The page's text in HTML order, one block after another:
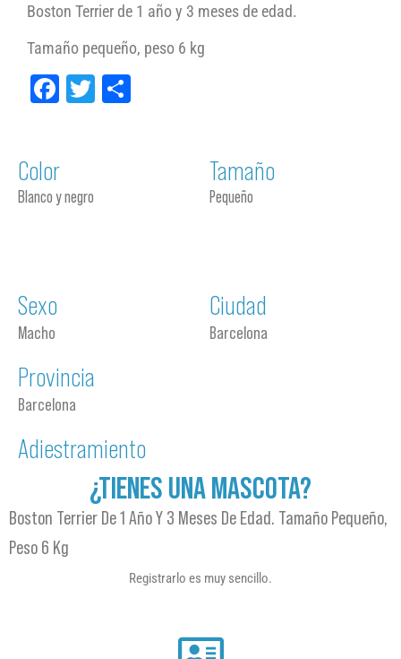
Boston Terrier de 1 año y 3 meses de edad.
Tamaño pequeño, peso 6 kg
Facebook
Twitter
Color
Blanco y negro
Tamaño
Pequeño
Sexo
Macho
Ciudad
Barcelona
Provincia
Barcelona
Adiestramiento
¿TIENES UNA MASCOTA?
Boston Terrier De 1 Año Y 3 Meses De Edad. Tamaño Pequeño,
Peso 6 Kg
Registrarlo es muy sencillo.